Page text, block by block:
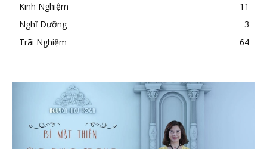
Kinh Nghiệm
11
Nghĩ Dưỡng
3
Trãi Nghiệm
64